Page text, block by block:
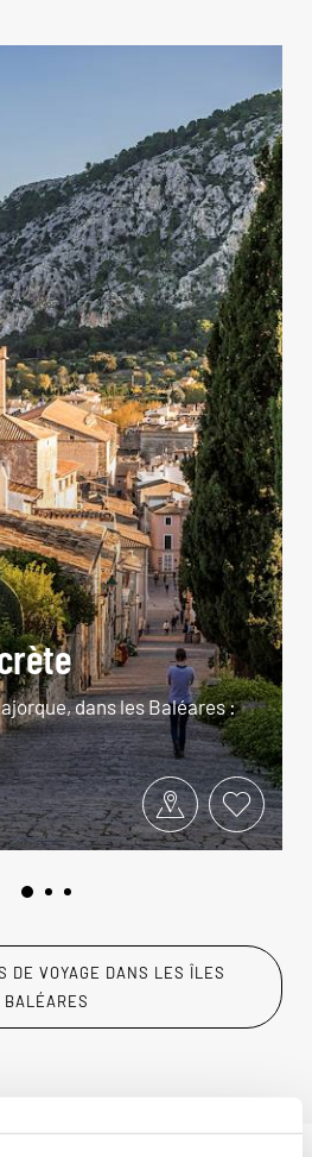
dans les Baléares :
DE VOYAGE DANS LES ÎLES
BALÉARES